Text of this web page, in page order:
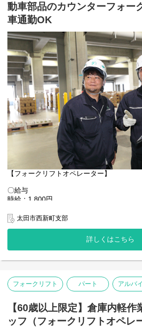
倉庫にてコンビニ製品のピッキングや格納
す。
ピッキングする製品はケースではなく、個
するため、女性でも心配なく作業ができま
髪色自由、ネイルOK！
職場環境は、30代～50代の女性が多く、黙
多いため、人間関係を気にすることなく、
きます！
お気軽にご応募下さい。
〇アクセス
松井山手駅：車9分
樟葉駅：車18分
※車・バイク通勤OK
【ポイント：社員の働きやすさを考える社
目先の利益よりも、まずは働いているス
浸透した会社です！
スタッフの安全確保にはとても気を配って
安全に配慮していただけない案件から撤退
当社にはたくさんの勤務地があるので、違
もOK！
動車部品のカウンターフォー
車通勤OK
【フォークリフトオペレーター】
〇給与
時給：1,800円
時給1,800円×8.0時間×21日＝302,400円 ＋
＜＜月収30万円可能です＞＞
大手自動車関連工場・物流センター内にて
リフトを使用した自動車製品（部品・資材
【具体的な業務内容】
業
トラックからの荷降ろしおよび積込み作業
倉庫内での所定位置への格納・整理整頓作
太田市西新町支部
詳しくはこちら
フォークリフト パート アルバ
【60歳以上限定】倉庫内軽作
ッフ（フォークリフトオペレ